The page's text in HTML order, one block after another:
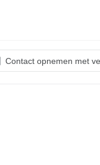
Contact opnemen met